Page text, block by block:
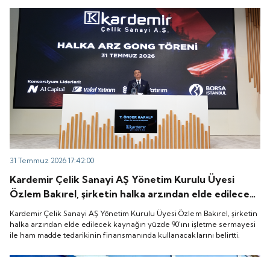
31 Temmuz 2026 17:42:00
Kardemir Çelik Sanayi AŞ Yönetim Kurulu Üyesi
Özlem Bakırel, şirketin halka arzından elde edilecek
kaynağın yüzde 90'ını işletme sermayesi ile ham
madde tedarikinin finansmanında kullanacaklarını
belirtti.
Kardemir Çelik Sanayi AŞ Yönetim Kurulu Üyesi Özlem Bakırel, şirketin
halka arzından elde edilecek kaynağın yüzde 90'ını işletme sermayesi
ile ham madde tedarikinin finansmanında kullanacaklarını belirtti.